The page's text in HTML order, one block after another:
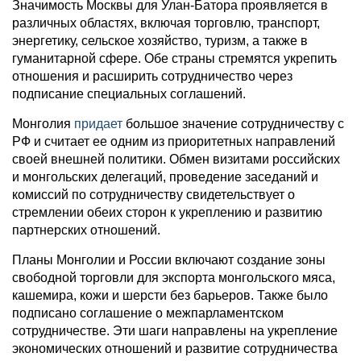
Значимость Москвы для Улан-Батора проявляется в
различных областях, включая торговлю, транспорт,
энергетику, сельское хозяйство, туризм, а также в
гуманитарной сфере. Обе страны стремятся укрепить
отношения и расширить сотрудничество через
подписание специальных соглашений.
Монголия придает большое значение сотрудничеству с
РФ и считает ее одним из приоритетных направлений
своей внешней политики. Обмен визитами российских
и монгольских делегаций, проведение заседаний и
комиссий по сотрудничеству свидетельствует о
стремлении обеих сторон к укреплению и развитию
партнерских отношений.
Планы Монголии и России включают создание зоны
свободной торговли для экспорта монгольского мяса,
кашемира, кожи и шерсти без барьеров. Также было
подписано соглашение о межпарламентском
сотрудничестве. Эти шаги направлены на укрепление
экономических отношений и развитие сотрудничества